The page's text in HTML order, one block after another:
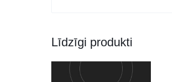
Līdzīgi produkti